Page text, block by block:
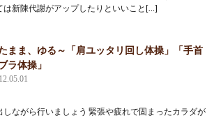
は新陳代謝がアップしたりといいこと[…]
まま、ゆる～「肩ユッタリ回し体操」「手首
ラ体操」
しながら行いましょう 緊張や疲れで固まったカラダが